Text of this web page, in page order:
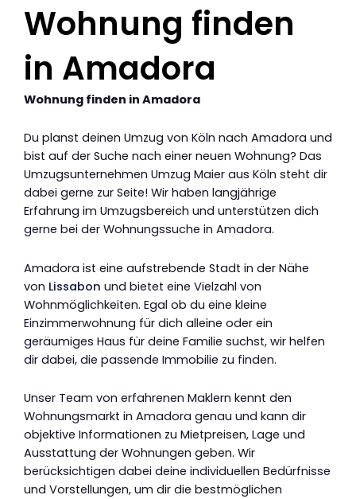
Wohnung finden
in Amadora
Wohnung finden in Amadora
Du planst deinen Umzug von Köln nach Amadora und
bist auf der Suche nach einer neuen Wohnung? Das
Umzugsunternehmen Umzug Maier aus Köln steht dir
dabei gerne zur Seite! Wir haben langjährige
Erfahrung im Umzugsbereich und unterstützen dich
gerne bei der Wohnungssuche in Amadora.
Amadora ist eine aufstrebende Stadt in der Nähe
von Lissabon und bietet eine Vielzahl von
Wohnmöglichkeiten. Egal ob du eine kleine
Einzimmerwohnung für dich alleine oder ein
geräumiges Haus für deine Familie suchst, wir helfen
dir dabei, die passende Immobilie zu finden.
Unser Team von erfahrenen Maklern kennt den
Wohnungsmarkt in Amadora genau und kann dir
objektive Informationen zu Mietpreisen, Lage und
Ausstattung der Wohnungen geben. Wir
berücksichtigen dabei deine individuellen Bedürfnisse
und Vorstellungen, um dir die bestmöglichen